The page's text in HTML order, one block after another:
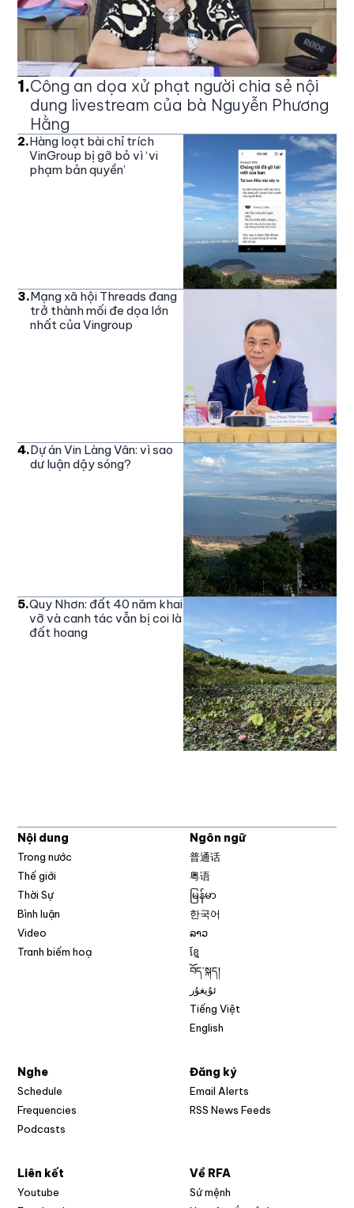
1.Công an dọa xử phạt người chia sẻ nội
dung livestream của bà Nguyễn Phương
Hằng
2.Hàng loạt bài chỉ trích
VinGroup bị gỡ bỏ vì ‘vi
phạm bản quyền’
3.Mạng xã hội Threads đang
trở thành mối đe dọa lớn
nhất của Vingroup
4.Dự án Vin Làng Vân: vì sao
dư luận dậy sóng?
5.Quy Nhơn: đất 40 năm khai
vỡ và canh tác vẫn bị coi là
đất hoang
Nội dung
Trong nước
Thế giới
Thời Sự
Bình luận
Video
Tranh biếm hoạ
Ngôn ngữ
普通话
粤语
မြန်မာ
한국어
ລາວ
ខ្មែ
བོད་སྐད།
ئۇيغۇر
Tiếng Việt
English
Nghe
Schedule
Frequencies
Podcasts
Đăng ký
Email Alerts
RSS News Feeds
Liên kết
Youtube
Về RFA
Sứ mệnh